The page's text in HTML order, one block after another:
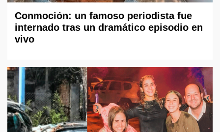
Conmoción: un famoso periodista fue
internado tras un dramático episodio en
vivo